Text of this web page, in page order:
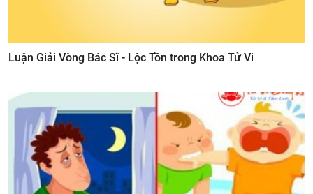
Luận Giải Vòng Bác Sĩ - Lộc Tồn trong Khoa Tử Vi